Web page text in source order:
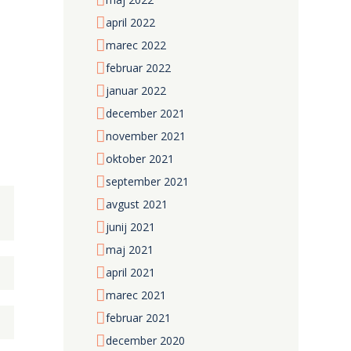
april 2022
marec 2022
februar 2022
januar 2022
december 2021
november 2021
oktober 2021
september 2021
avgust 2021
junij 2021
maj 2021
april 2021
marec 2021
februar 2021
december 2020